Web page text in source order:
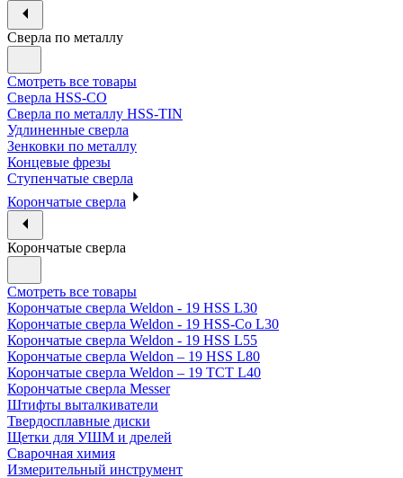
Сверла по металлу
Смотреть все товары
Сверла HSS-CO
Сверла по металлу HSS-TIN
Удлиненные сверла
Зенковки по металлу
Концевые фрезы
Ступенчатые сверла
Корончатые сверла
Корончатые сверла
Смотреть все товары
Корончатые сверла Weldon - 19 HSS L30
Корончатые сверла Weldon - 19 HSS-Co L30
Корончатые сверла Weldon - 19 HSS L55
Корончатые сверла Weldon – 19 HSS L80
Корончатые сверла Weldon – 19 TCT L40
Корончатые сверла Messer
Штифты выталкиватели
Твердосплавные диски
Щетки для УШМ и дрелей
Сварочная химия
Измерительный инструмент